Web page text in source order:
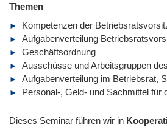
Themen
Kompetenzen der
Aufgabenverteilung
Geschäftsordnung
Ausschüsse und Arbeitsgruppen
Aufgabenverteilung im Betriebsrat,
Personal-, Geld- und Sachmittel für
Dieses Seminar führen wir in